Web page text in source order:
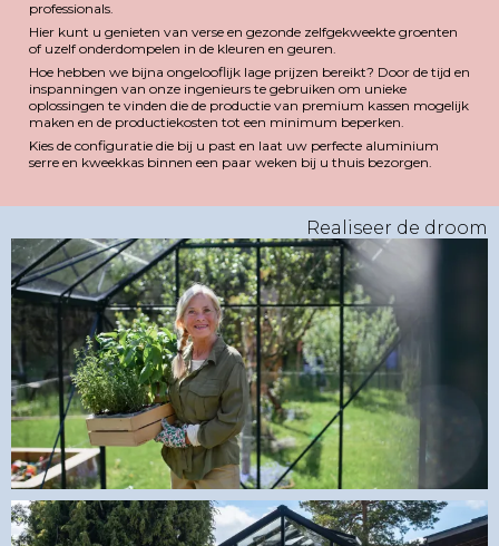
professionals.
Hier kunt u genieten van verse en gezonde zelfgekweekte groenten
of uzelf onderdompelen in de kleuren en geuren.
Hoe hebben we bijna ongelooflijk lage prijzen bereikt? Door de tijd en
inspanningen van onze ingenieurs te gebruiken om unieke
oplossingen te vinden die de productie van premium kassen mogelijk
maken en de productiekosten tot een minimum beperken.
Kies de configuratie die bij u past en laat uw perfecte aluminium
serre en kweekkas binnen een paar weken bij u thuis bezorgen.
Realiseer de droom